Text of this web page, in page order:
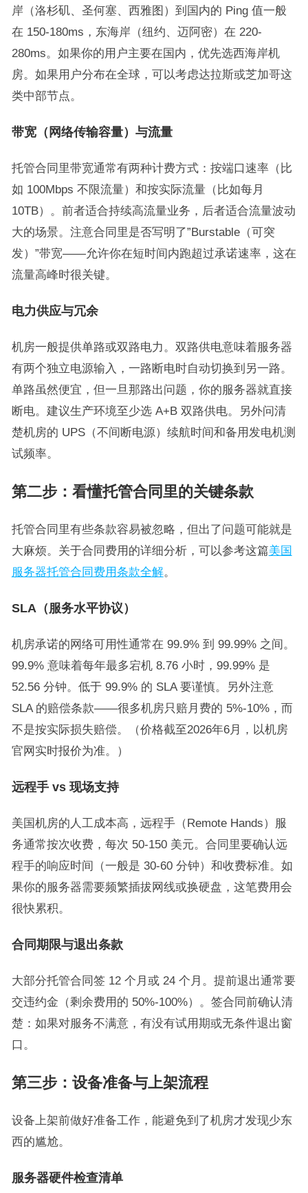
岸（洛杉矶、圣何塞、西雅图）到国内的 Ping 值一般
在 150-180ms，东海岸（纽约、迈阿密）在 220-
280ms。如果你的用户主要在国内，优先选西海岸机
房。如果用户分布在全球，可以考虑达拉斯或芝加哥这
类中部节点。
带宽（网络传输容量）与流量
托管合同里带宽通常有两种计费方式：按端口速率（比
如 100Mbps 不限流量）和按实际流量（比如每月
10TB）。前者适合持续高流量业务，后者适合流量波动
大的场景。注意合同里是否写明了”Burstable（可突
发）”带宽——允许你在短时间内跑超过承诺速率，这在
流量高峰时很关键。
电力供应与冗余
机房一般提供单路或双路电力。双路供电意味着服务器
有两个独立电源输入，一路断电时自动切换到另一路。
单路虽然便宜，但一旦那路出问题，你的服务器就直接
断电。建议生产环境至少选 A+B 双路供电。另外问清
楚机房的 UPS（不间断电源）续航时间和备用发电机测
试频率。
第二步：看懂托管合同里的关键条款
托管合同里有些条款容易被忽略，但出了问题可能就是
大麻烦。关于合同费用的详细分析，可以参考这篇美国
服务器托管合同费用条款全解。
SLA（服务水平协议）
机房承诺的网络可用性通常在 99.9% 到 99.99% 之间。
99.9% 意味着每年最多宕机 8.76 小时，99.99% 是
52.56 分钟。低于 99.9% 的 SLA 要谨慎。另外注意
SLA 的赔偿条款——很多机房只赔月费的 5%-10%，而
不是按实际损失赔偿。（价格截至2026年6月，以机房
官网实时报价为准。）
远程手 vs 现场支持
美国机房的人工成本高，远程手（Remote Hands）服
务通常按次收费，每次 50-150 美元。合同里要确认远
程手的响应时间（一般是 30-60 分钟）和收费标准。如
果你的服务器需要频繁插拔网线或换硬盘，这笔费用会
很快累积。
合同期限与退出条款
大部分托管合同签 12 个月或 24 个月。提前退出通常要
交违约金（剩余费用的 50%-100%）。签合同前确认清
楚：如果对服务不满意，有没有试用期或无条件退出窗
口。
第三步：设备准备与上架流程
设备上架前做好准备工作，能避免到了机房才发现少东
西的尴尬。
服务器硬件检查清单